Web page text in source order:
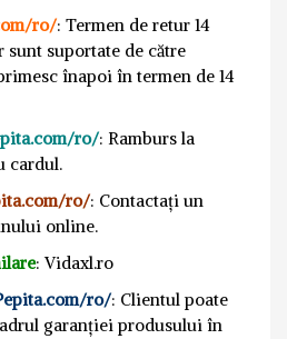
ro/: Termen de retur 14
sunt suportate de către
înapoi în termen de 14
ro/: Ramburs la
cardul.
ro/: Contactați un
online.
: Vidaxl.ro
ro/: Clientul poate
garanției produsului în